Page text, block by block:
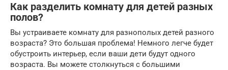
Как разделить комнату для детей разных
полов?
Вы устраиваете комнату для разнополых детей разного
возраста? Это большая проблема! Немного легче будет
обустроить интерьер, если ваши дети будут одного
возраста. Вы можете столкнуться с большими